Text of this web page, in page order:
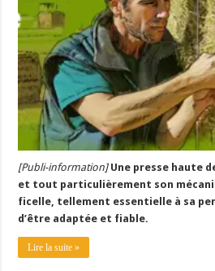
[Publi-information]Une presse haute
et tout particulièrement son
ficelle, tellement essentielle à sa
d’être adaptée et fiable.
Lire la suite »